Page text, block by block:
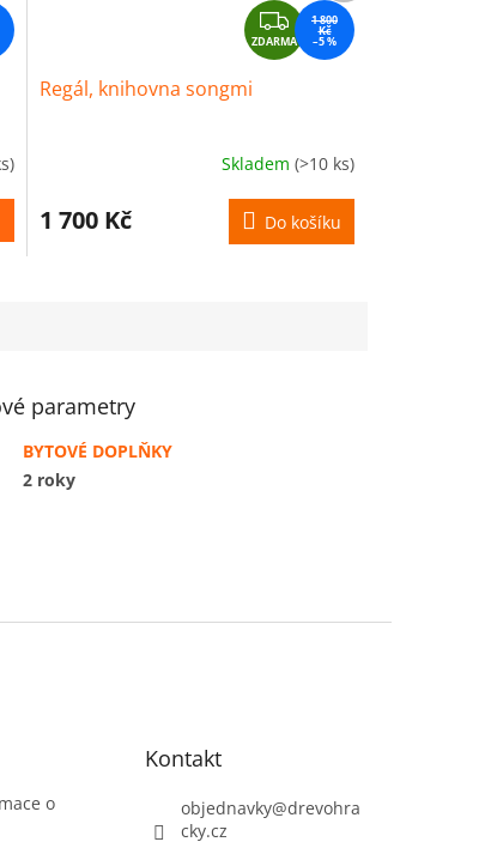
Z
D
A
ZDARMA
1 800
Kč
–5 %
Regál, knihovna songmi
Skladem (>10 ks)
1 700 Kč Do košíku
parametry
BYTOVÉ DOPLŇKY
2 roky
o
Kontakt
objednavky@drevohra
cky.cz